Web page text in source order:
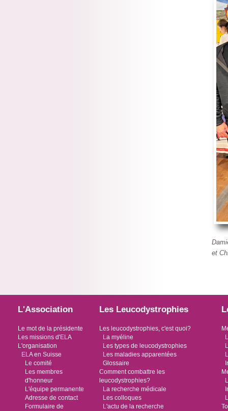
et
L'Association
Le mot de la présidente
Les missions d'ELA
L'organisation
ELA en Suisse
Le comité
Les membres
d'honneur
L'équipe permanente
Adresse de contact
Formulaire de
Les Leucodystrophies
Les leucodystrophies, c'est quoi?
La myéline
Les types de leucodystrophies
Les maladies apparentées
Glossaire
Comment combattre les
leucodystrophies?
La recherche médicale
Les colloques
L'actu de la recherche